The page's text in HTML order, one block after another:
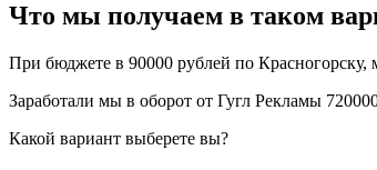
Что мы получаем в таком
При бюджете в 90000 рублей по
Заработали мы в оборот от Гугл Рекламы
Какой вариант выберете вы?